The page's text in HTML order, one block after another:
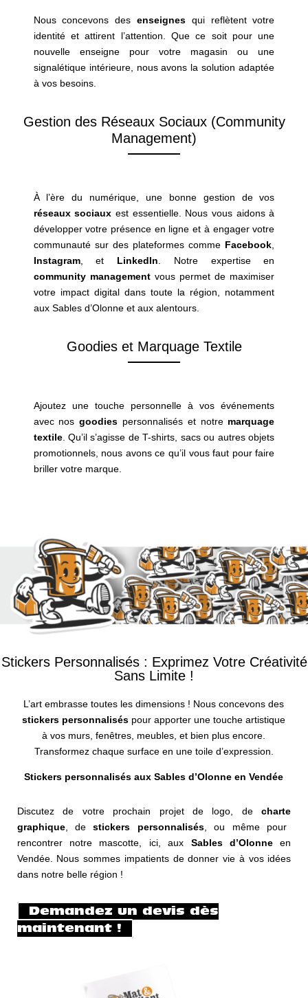
Nous concevons des enseignes qui reflètent votre
identité et attirent l’attention. Que ce soit pour une
nouvelle enseigne pour votre magasin ou une
signalétique intérieure, nous avons la solution adaptée
à vos besoins.
Gestion des Réseaux Sociaux (Community
Management)
À l’ère du numérique, une bonne gestion de vos
réseauxsociaux est essentielle. Nous vous aidons à
développer votre présence en ligne et à engager votre
communauté sur des plateformes comme Facebook
Instagram, et LinkedIn . Notre expertise en
community managementvous permet de maximiser
votre impact digital dans toute la région, notamment
aux Sables d’Olonne et aux alentours.
Goodies et Marquage Textile
Ajoutez une touche personnelle à vos événements
avec nosgoodies personnalisés et notre marquage
textile. Qu’il s’agisse de T-shirts, sacs ou autres objets
promotionnels, nous avons ce qu’il vous faut pour faire
briller votre marque.
Stickers Personnalisés : Exprimez Votre Créativité
Sans Limite !
L’art embrasse toutes les dimensions ! Nous concevons des
stickers personnalisés pour apporter une touche artistique
à vos murs, fenêtres, meubles, et bien plus encore.
Transformez chaque surface en une toile d’expression.
Stickers personnalisés aux Sables d’Olonne en Vendée
Discutez de votre prochain projet de logo , decharte
graphique, destickers personnalisés, ou même pour
rencontrer notre mascotte, ici, aux Sables d’Olonneen
Vendée. Nous sommes impatients de donner vie à vos idées
dans notre belle région !
Demandez un devis dès
maintenant !